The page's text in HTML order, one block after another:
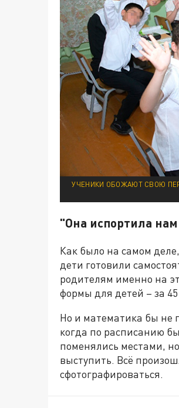
УЧЕНИКИ ОБОЖАЮТ СВОЮ
"Она испортила
Как было на самом
дети готовили
родителям именно на
формы для детей – за
Но и математика бы не
когда по расписанию
поменялись местами,
выступить. Всё
сфотографироваться.